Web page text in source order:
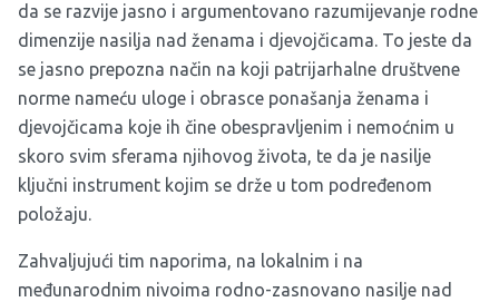
da se razvije jasno i argumentovano razumijevanje rodne
dimenzije nasilja nad ženama i djevojčicama. To jeste da
se jasno prepozna način na koji patrijarhalne društvene
norme nameću uloge i obrasce ponašanja ženama i
djevojčicama koje ih čine obespravljenim i nemoćnim u
skoro svim sferama njihovog života, te da je nasilje
ključni instrument kojim se drže u tom podređenom
položaju.
Zahvaljujući tim naporima, na lokalnim i na
međunarodnim nivoima rodno-zasnovano nasilje nad